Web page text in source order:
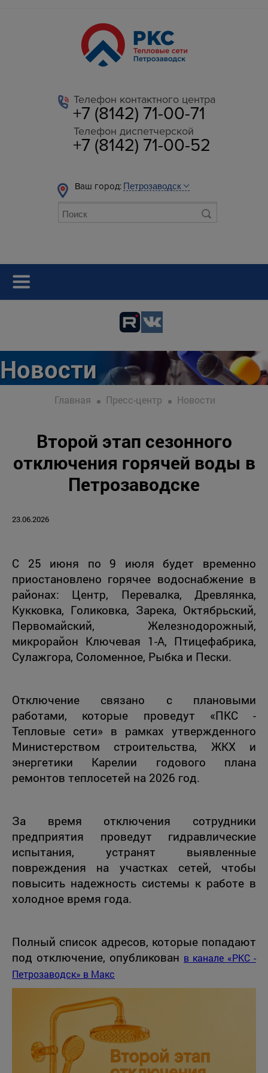
Телефон контактного центра
+7 (8142) 71-00-71
Телефон диспетчерской
+7 (8142) 71-00-52
Ваш город:
Новости
Главная Пресс-центр Новости
Второй этап сезонного
отключения горячей воды в
Петрозаводске
23.06.2026
С 25 июня по 9 июля будет временно
приостановлено горячее водоснабжение в
районах: Центр, Перевалка, Древлянка,
Кукковка, Голиковка, Зарека, Октябрьский,
Первомайский, Железнодорожный,
микрорайон Ключевая 1-А, Птицефабрика,
Сулажгора, Соломенное, Рыбка и Пески.
Отключение связано с плановыми
работами, которые проведут «ПКС -
Тепловые сети» в рамках утвержденного
Министерством строительства, ЖКХ и
энергетики Карелии годового плана
ремонтов теплосетей на 2026 год.
За время отключения сотрудники
предприятия проведут гидравлические
испытания, устранят выявленные
повреждения на участках сетей, чтобы
повысить надежность системы к работе в
холодное время года.
Полный список адресов, которые попадают
под отключение, опубликован в канале «РКС -
Петрозаводск» в Mакс